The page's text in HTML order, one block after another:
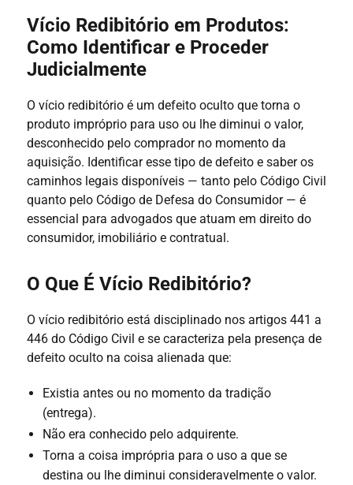
Vício Redibitório em Produtos:
Como Identificar e Proceder
Judicialmente
O vício redibitório é um defeito oculto que torna o
produto impróprio para uso ou lhe diminui o valor,
desconhecido pelo comprador no momento da
aquisição. Identificar esse tipo de defeito e saber os
caminhos legais disponíveis — tanto pelo Código Civil
quanto pelo Código de Defesa do Consumidor — é
essencial para advogados que atuam em direito do
consumidor, imobiliário e contratual.
O Que É Vício Redibitório?
O vício redibitório está disciplinado nos artigos 441 a
446 do Código Civil e se caracteriza pela presença de
defeito oculto na coisa alienada que:
Existia antes ou no momento da tradição
(entrega).
Não era conhecido pelo adquirente.
Torna a coisa imprópria para o uso a que se
destina ou lhe diminui consideravelmente o valor.